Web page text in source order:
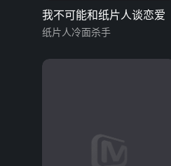
我不可能和纸片人谈恋爱
纸片人冷面杀手